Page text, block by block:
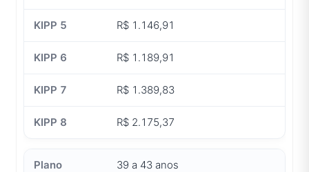
R$ 1.146,91
R$ 1.189,91
R$ 1.389,83
R$ 2.175,37
39 a 43 anos